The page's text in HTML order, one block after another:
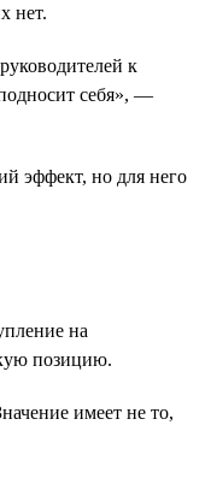
нет.
к
себя», —
эффект, но для него
на
позицию.
имеет не то,